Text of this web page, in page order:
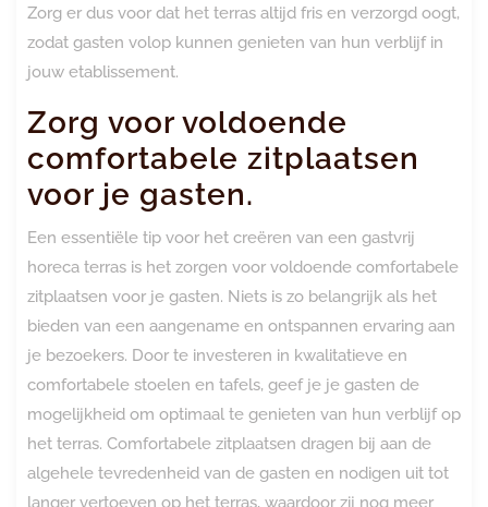
Zorg er dus voor dat het terras altijd fris en verzorgd oogt,
zodat gasten volop kunnen genieten van hun verblijf in
jouw etablissement.
Zorg voor voldoende
comfortabele zitplaatsen
voor je gasten.
Een essentiële tip voor het creëren van een gastvrij
horeca terras is het zorgen voor voldoende comfortabele
zitplaatsen voor je gasten. Niets is zo belangrijk als het
bieden van een aangename en ontspannen ervaring aan
je bezoekers. Door te investeren in kwalitatieve en
comfortabele stoelen en tafels, geef je je gasten de
mogelijkheid om optimaal te genieten van hun verblijf op
het terras. Comfortabele zitplaatsen dragen bij aan de
algehele tevredenheid van de gasten en nodigen uit tot
langer vertoeven op het terras, waardoor zij nog meer